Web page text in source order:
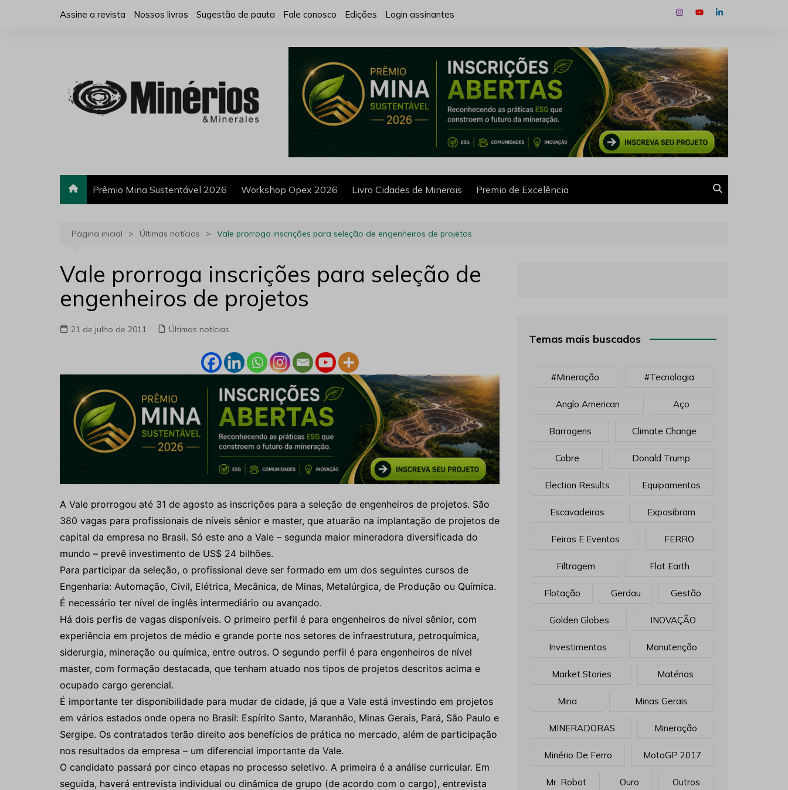
Assine a revista Nossos livros Sugestão de pauta Fale conosco Edições Login assinantes
Prêmio Mina Sustentável 2026 Workshop Opex 2026 Livro Cidades de Minerais Premio de Excelência
Página inicial Últimas notícias Vale prorroga inscrições para seleção de engenheiros de projetos
Vale prorroga inscrições para seleção de
engenheiros de projetos
21 de julho de 2011 Últimas notícias
A Vale prorrogou até 31 de agosto as inscrições para a seleção de engenheiros de projetos. São
380 vagas para profissionais de níveis sênior e master, que atuarão na implantação de projetos de
capital da empresa no Brasil. Só este ano a Vale – segunda maior mineradora diversificada do
mundo – prevê investimento de US$ 24 bilhões.
Para participar da seleção, o profissional deve ser formado em um dos seguintes cursos de
Engenharia: Automação, Civil, Elétrica, Mecânica, de Minas, Metalúrgica, de Produção ou Química.
É necessário ter nível de inglês intermediário ou avançado.
Há dois perfis de vagas disponíveis. O primeiro perfil é para engenheiros de nível sênior, com
experiência em projetos de médio e grande porte nos setores de infraestrutura, petroquímica,
siderurgia, mineração ou química, entre outros. O segundo perfil é para engenheiros de nível
master, com formação destacada, que tenham atuado nos tipos de projetos descritos acima e
ocupado cargo gerencial.
É importante ter disponibilidade para mudar de cidade, já que a Vale está investindo em projetos
em vários estados onde opera no Brasil: Espírito Santo, Maranhão, Minas Gerais, Pará, São Paulo e
Sergipe. Os contratados terão direito aos benefícios de prática no mercado, além de participação
nos resultados da empresa – um diferencial importante da Vale.
O candidato passará por cinco etapas no processo seletivo. A primeira é a análise curricular. Em
seguida, haverá entrevista individual ou dinâmica de grupo (de acordo com o cargo), entrevista
Temas mais buscados
#mineração #tecnologia
Anglo American Aço
Barragens Climate Change
Cobre Donald Trump
Election Results Equipamentos
Escavadeiras Exposibram
Feiras E Eventos FERRO
Filtragem Flat Earth
Flotação Gerdau Gestão
Golden Globes INOVAÇÃO
Investimentos Manutenção
Market Stories Matérias
Mina Minas Gerais
MINERADORAS Mineração
Minério De Ferro MotoGP 2017
Mr. Robot Ouro Outros